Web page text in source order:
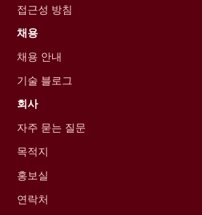
접근성 방침
채용
채용 안내
기술 블로그
회사
자주 묻는 질문
목적지
홍보실
연락처